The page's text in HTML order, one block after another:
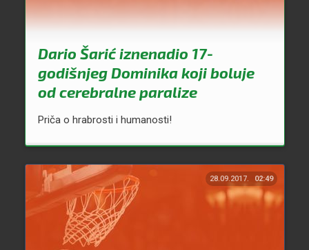
Dario Šarić iznenadio 17-
godišnjeg Dominika koji boluje
od cerebralne paralize
Priča o hrabrosti i humanosti!
28.09.2017. 02:49